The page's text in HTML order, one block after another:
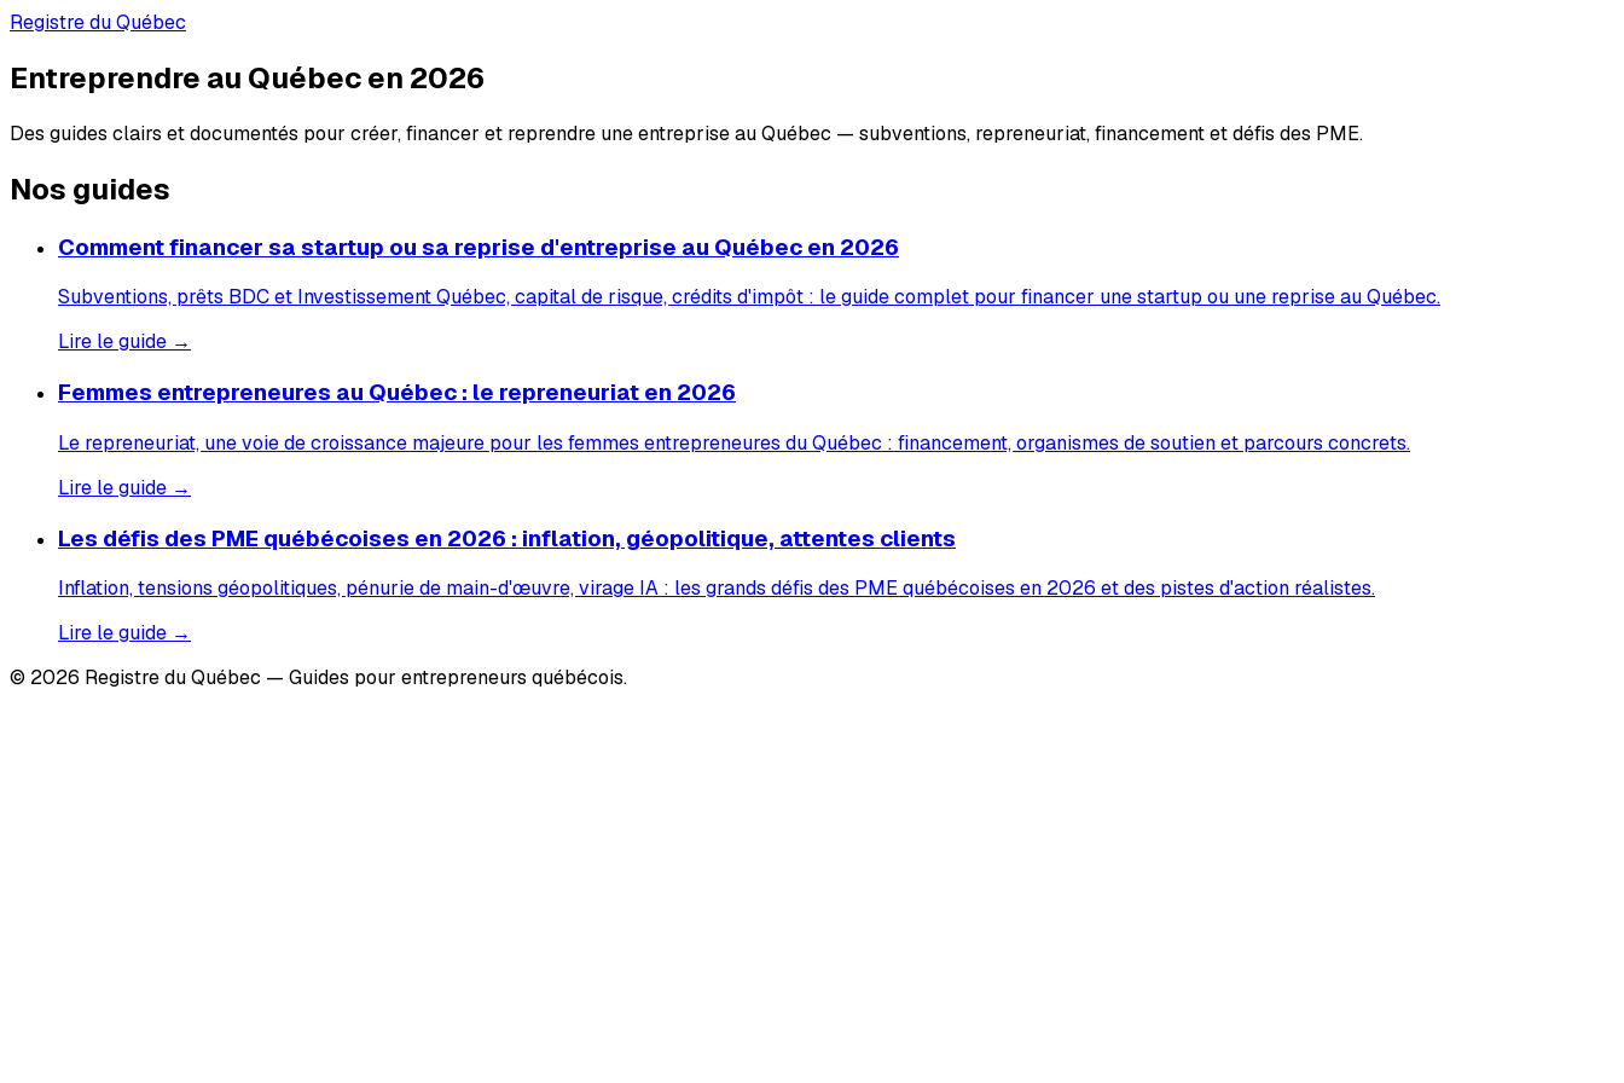
Registre du Québec
Entreprendre au Québec en 2026
Des guides clairs et documentés pour créer, financer et reprendre une entreprise au Québec — subventions, repreneuriat, financement et défis des PME.
Nos guides
Comment financer sa startup ou sa reprise d'entreprise au Québec en 2026
Subventions, prêts BDC et Investissement Québec, capital de risque, crédits d'impôt : le guide complet pour financer une startup ou une reprise au Québec.
Lire le guide →
Femmes entrepreneures au Québec : le repreneuriat en 2026
Le repreneuriat, une voie de croissance majeure pour les femmes entrepreneures du Québec : financement, organismes de soutien et parcours concrets.
Lire le guide →
Les défis des PME québécoises en 2026 : inflation, géopolitique, attentes clients
Inflation, tensions géopolitiques, pénurie de main-d'œuvre, virage IA : les grands défis des PME québécoises en 2026 et des pistes d'action réalistes.
Lire le guide →
© 2026 Registre du Québec — Guides pour entrepreneurs québécois.